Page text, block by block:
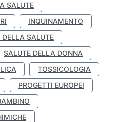
SALUTE
INQUINAMENTO
DELLA SALUTE
SALUTE DELLA DONNA
TOSSICOLOGIA
PROGETTI EUROPEI